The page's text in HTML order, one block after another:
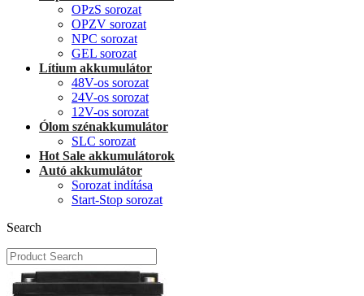
OPzS sorozat
OPZV sorozat
NPC sorozat
GEL sorozat
Lítium akkumulátor
48V-os sorozat
24V-os sorozat
12V-os sorozat
Ólom szénakkumulátor
SLC sorozat
Hot Sale akkumulátorok
Autó akkumulátor
Sorozat indítása
Start-Stop sorozat
Search